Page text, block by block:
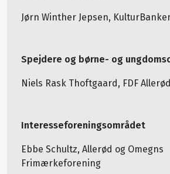
Jørn Winther Jepsen,
Spejdere og børne- og
Niels Rask Thoftgaard, FDF Allerød
Interesseforeningsområdet
Ebbe Schultz, Allerød og Omegns
Frimærkeforening